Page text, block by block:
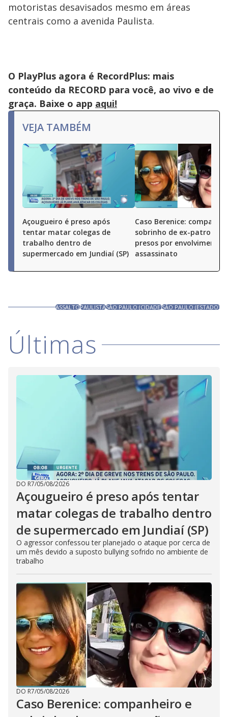
motoristas desavisados mesmo em áreas
centrais como a avenida Paulista.
O PlayPlus agora é RecordPlus: mais
conteúdo da RECORD para você, ao vivo e de
graça. Baixe o app aqui!
VEJA TAMBÉM
Açougueiro é preso após
tentar matar colegas de
trabalho dentro de
supermercado em Jundiaí (SP)
Caso Berenice:
sobrinho de ex-patroa
presos por envolvimento
assassinato
ASSALTOPAULISTASÃO PAULO (CIDADE)SÃO PAULO (ESTADO)
Últimas
DO R7/05/08/2026
Açougueiro é preso após tentar
matar colegas de trabalho dentro
de supermercado em Jundiaí (SP)
O agressor confessou ter planejado o ataque por cerca de
um mês devido a suposto bullying sofrido no ambiente de
trabalho
DO R7/05/08/2026
Caso Berenice: companheiro e